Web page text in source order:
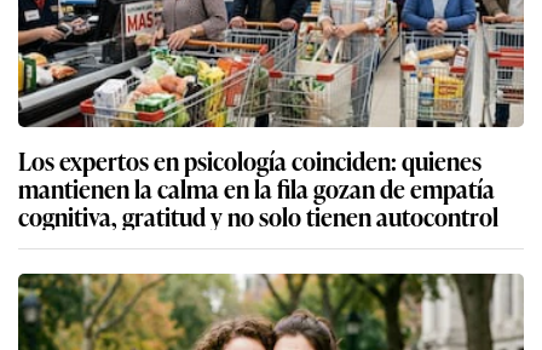
Los expertos en psicología coinciden: quienes
mantienen la calma en la fila gozan de empatía
cognitiva, gratitud y no solo tienen autocontrol